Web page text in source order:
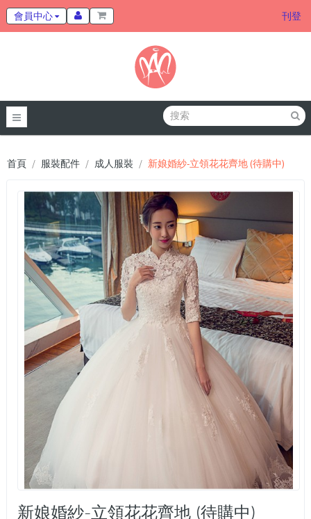
會員中心 刊登
首頁 服裝配件 成人服裝 新娘婚紗-立領花花齊地 (待購中)
新娘婚紗-立領花花齊地 (待購中)